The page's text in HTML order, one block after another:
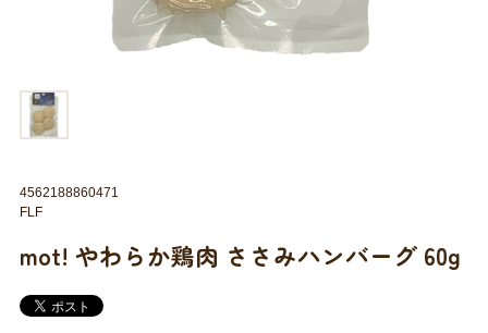
mot! やわらか鶏肉 ささみハンバーグ 60g
4562188860471
FLF